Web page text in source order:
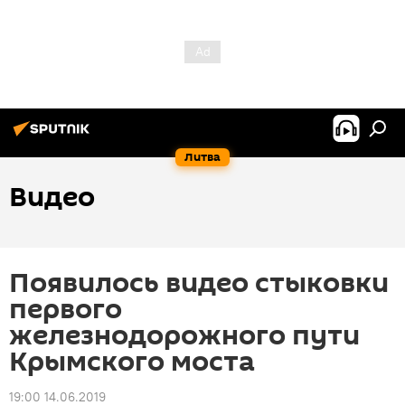
Литва
Видео
Появилось видео стыковки
первого
железнодорожного пути
Крымского моста
19:00 14.06.2019